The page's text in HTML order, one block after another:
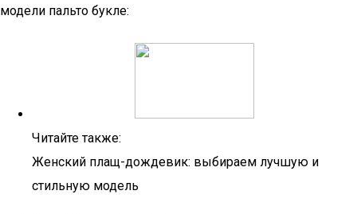
модели пальто букле:
Читайте также:
Женский плащ-дождевик: выбираем лучшую и
стильную модель